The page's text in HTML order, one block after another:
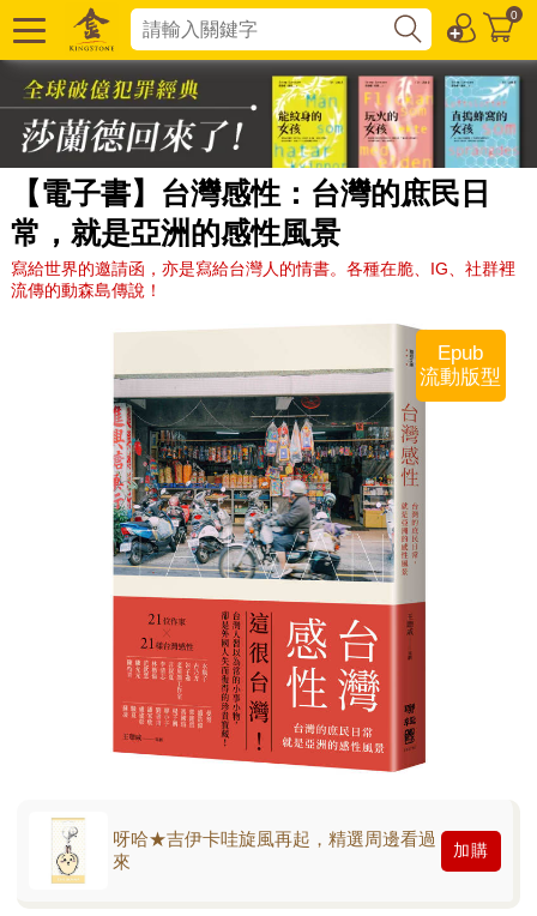
0
【電子書】台灣感性：台灣的庶民日
常，就是亞洲的感性風景
寫給世界的邀請函，亦是寫給台灣人的情書。各種在脆、IG、社群裡
流傳的動森島傳說！
Epub
流動版型
呀哈★吉伊卡哇旋風再起，精選周邊看過
來
加購